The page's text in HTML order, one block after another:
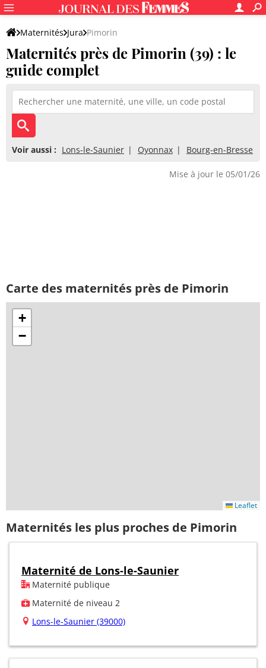
Maternités Jura Pimorin
Maternités près de Pimorin (39) : le
guide complet
Voir aussi : Lons-le-Saunier Oyonnax Bourg-en-Bresse
Mise à jour le 05/01/26
Carte des maternités près de Pimorin
+
−
Leaflet
Maternités les plus proches de Pimorin
Maternité de Lons-le-Saunier
Maternité publique
Maternité de niveau 2
Lons-le-Saunier (39000)